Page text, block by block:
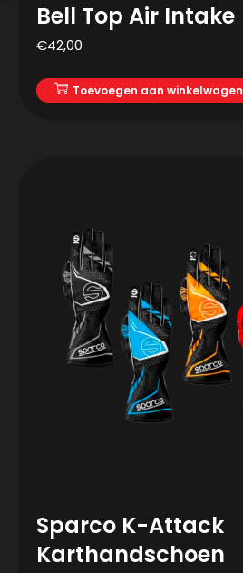
Bell Top Air Intake
€42,00
Toevoegen aan winkelwagen
Sparco K-Attack
Karthandschoen